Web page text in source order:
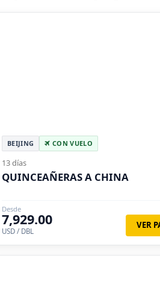
BEIJING CON VUELO
13 días
QUINCEAÑERAS A CHINA
Desde
7,929.00
USD / DBL
VER